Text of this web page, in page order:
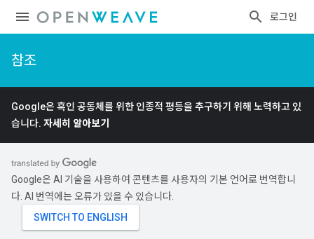
로그인
참조
Google은 흑인 공동체를 위한 인종적 평등을 추구하기 위해 노력하고 있
습니다. 자세히 알아보기
Google은 AI 기술을 사용하여 콘텐츠를 사용자의 기본 언어로 번역합니
다. AI 번역에는 오류가 있을 수 있습니다.